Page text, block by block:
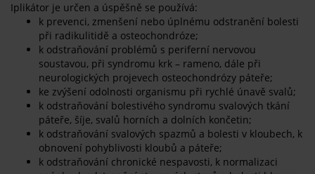
Iplikátor je určen a úspěšně se používá:
k prevenci, zmenšení nebo úplnému odstranění bolesti
při radikulitidě a osteochondróze;
k odstraňování problémů s periferní nervovou
soustavou, při syndromu krk – rameno, dále při
neurologických projevech osteochondrózy páteře;
ke zvýšení odolnosti organismu při rychlé únavě svalů;
k odstraňování bolestivého syndromu svalových tkání
páteře, šíje, svalů horních a dolních končetin;
k odstraňování svalových spazmů a bolesti v kloubech, k
obnovení pohyblivosti kloubů a páteře;
k odstraňování chronické nespavosti, k normalizaci